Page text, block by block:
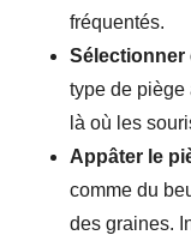
fréquentés.
Sélectionner
type de piège
là où les
Appâter le
comme du
des graines.